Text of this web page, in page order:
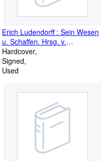
Erich Ludendorff : Sein Wesen
u. Schaffen. Hrsg. v.
Geschrieben von ihr u. a.
Mitarbeitern. Schlußvignetten v.
Lina Richter
Hardcover
Signed
Used